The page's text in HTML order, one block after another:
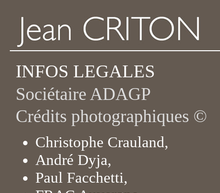
INFOS LEGALES
Sociétaire ADAGP
Crédits photographiques ©
Christophe Crauland,
André Dyja,
Paul Facchetti,